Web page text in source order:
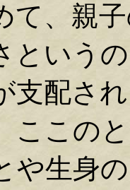
て、親
という
支配さ
ここの
や生身